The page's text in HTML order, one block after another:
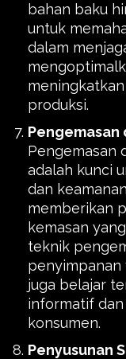
bahan baku
untuk
dalam
produksi.
Pengemasan
Pengemasan
adalah kunci
dan
memberikan
kemasan
teknik
penyimpanan
juga belajar
informatif
konsumen.
Penyusunan